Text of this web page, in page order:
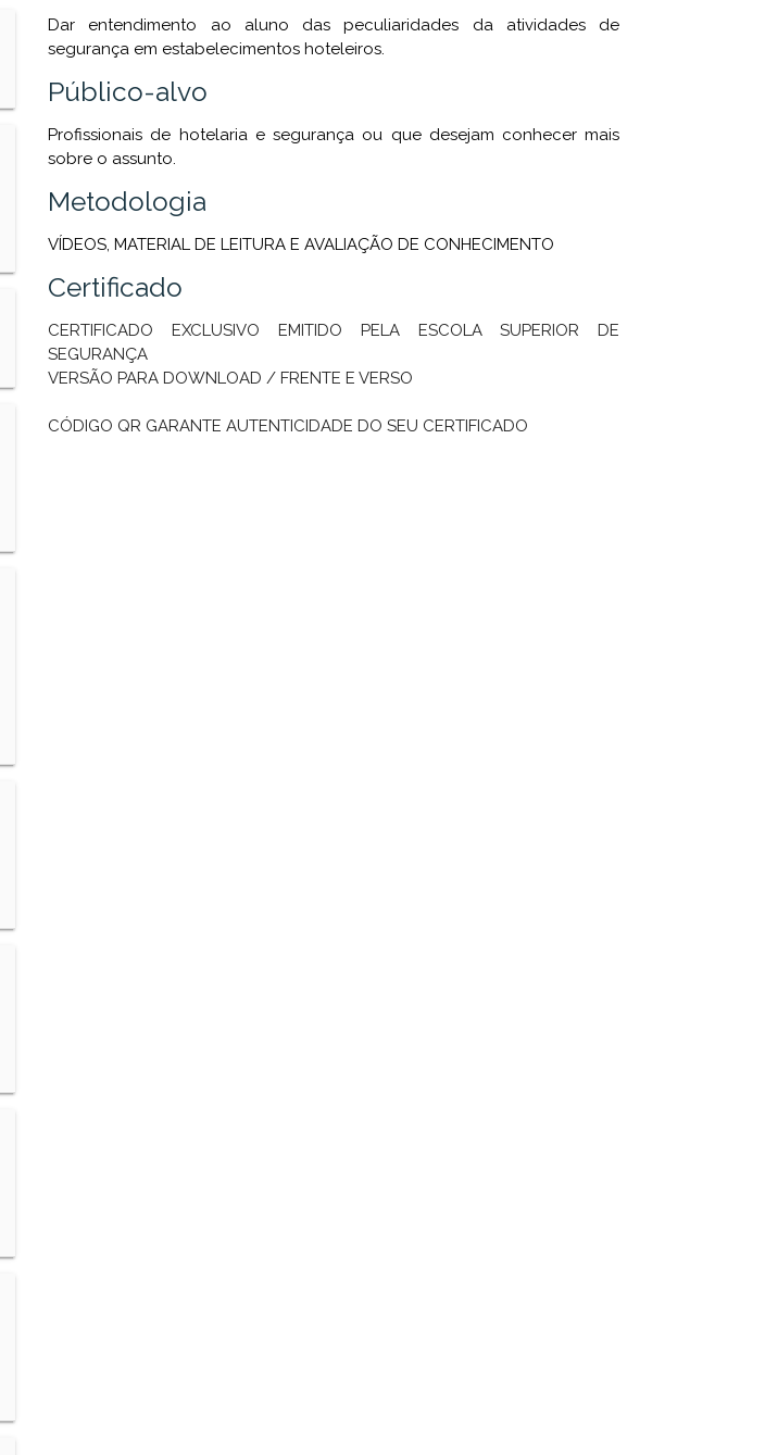
Dar entendimento ao aluno das peculiaridades da atividades de
segurança em estabelecimentos hoteleiros.
Público-alvo
Profissionais de hotelaria e segurança ou que desejam conhecer mais
sobre o assunto.
Metodologia
VÍDEOS, MATERIAL DE LEITURA E AVALIAÇÃO DE CONHECIMENTO
Certificado
CERTIFICADO EXCLUSIVO EMITIDO PELA ESCOLA SUPERIOR DE
SEGURANÇA
VERSÃO PARA DOWNLOAD / FRENTE E VERSO
CÓDIGO QR GARANTE AUTENTICIDADE DO SEU CERTIFICADO